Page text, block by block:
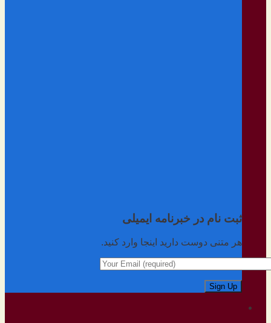
ثبت نام در خبرنامه ایمیلی
هر متنی دوست دارید اینجا وارد کنید.